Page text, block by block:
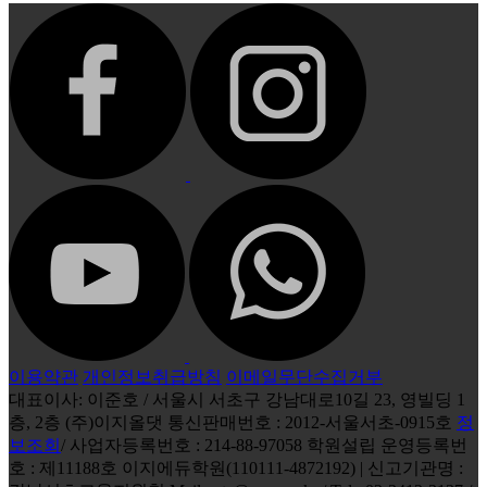
이용약관 개인정보취급방침 이메일무단수집거부
대표이사: 이준호 / 서울시 서초구 강남대로10길 23, 영빌딩 1
층, 2층 (주)이지올댓 통신판매번호 : 2012-서울서초-0915호 정
보조회 / 사업자등록번호 : 214-88-97058 학원설립 운영등록번
호 : 제11188호 이지에듀학원(110111-4872192) | 신고기관명 :